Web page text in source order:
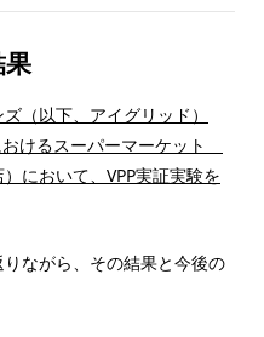
（以下、アイグリッド）
けるスーパーマーケット
において、VPP実証実験を
ながら、その結果と今後の